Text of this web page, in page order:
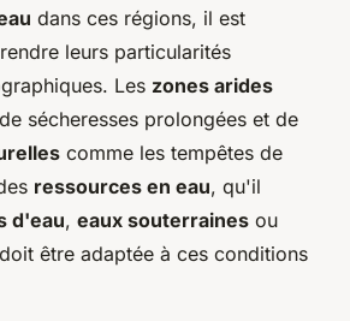
dans ces régions, il est
leurs particularités
Les zones arides
sécheresses prolongées et de
comme les tempêtes de
ressources en eau, qu'il
d'eau, eaux souterraines ou
être adaptée à ces conditions